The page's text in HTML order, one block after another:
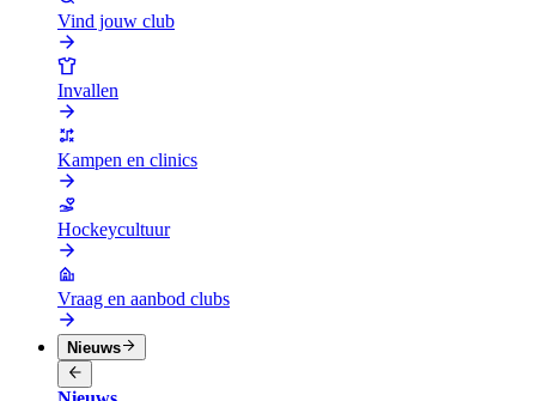
Vind jouw club
Invallen
Kampen en clinics
Hockeycultuur
Vraag en aanbod clubs
Nieuws